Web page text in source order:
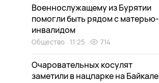
Военнослужащему из Бурятии
помогли быть рядом с матерью-
инвалидом
Общество 11:25 714
Очаровательных косулят
заметили в нацпарке на Байкале